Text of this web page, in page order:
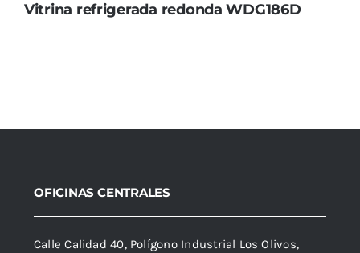
Vitrina refrigerada redonda WDG186D
OFICINAS CENTRALES
Calle Calidad 40, Polígono Industrial Los Olivos,